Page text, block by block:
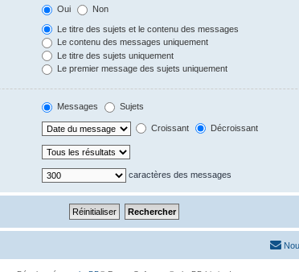
Oui Non
Le titre des sujets et le contenu des messages
Le contenu des messages uniquement
Le titre des sujets uniquement
Le premier message des sujets uniquement
Messages Sujets
Croissant Décroissant
caractères des messages